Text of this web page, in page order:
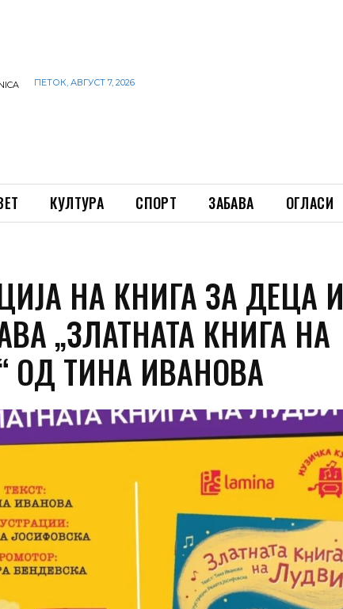
ПЕТОК, АВГУСТ 7, 2026
КУЛТУРА СПОРТ ЗАБАВА ОГЛАСИ
НА КНИГА ЗА ДЕЦА И
„ЗЛАТНАТА КНИГА НА
ОД ТИНА ИВАНОВА